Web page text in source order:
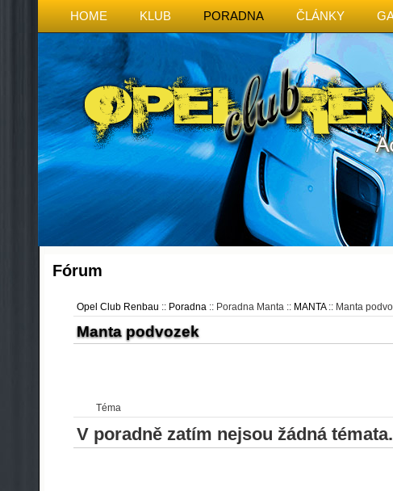
HOME KLUB PORADNA ČLÁNKY
Fórum
Opel Club Renbau :: Poradna:: Poradna Manta :: MANTA:: Manta
Manta podvozek
Téma
V poradně zatím nejsou žádná témata.